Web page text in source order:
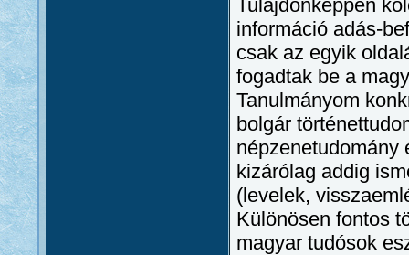
Tulajdonképpen
információ adás-
csak az egyik
fogadtak be a
Tanulmányom
bolgár
népzenetudomány
kizárólag addig
(levelek,
Különösen fontos
magyar tudósok